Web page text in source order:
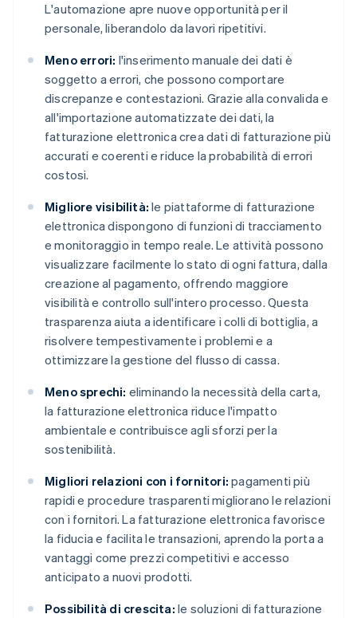
L'automazione apre nuove opportunità per il
personale, liberandolo da lavori ripetitivi.
Meno errori: l'inserimento manuale dei dati è
soggetto a errori, che possono comportare
discrepanze e contestazioni. Grazie alla convalida e
all'importazione automatizzate dei dati, la
fatturazione elettronica crea dati di fatturazione più
accurati e coerenti e riduce la probabilità di errori
costosi.
Migliore visibilità: le piattaforme di fatturazione
elettronica dispongono di funzioni di tracciamento
e monitoraggio in tempo reale. Le attività possono
visualizzare facilmente lo stato di ogni fattura, dalla
creazione al pagamento, offrendo maggiore
visibilità e controllo sull'intero processo. Questa
trasparenza aiuta a identificare i colli di bottiglia, a
risolvere tempestivamente i problemi e a
ottimizzare la gestione del flusso di cassa.
Meno sprechi: eliminando la necessità della carta,
la fatturazione elettronica riduce l'impatto
ambientale e contribuisce agli sforzi per la
sostenibilità.
Migliori relazioni con i fornitori: pagamenti più
rapidi e procedure trasparenti migliorano le relazioni
con i fornitori. La fatturazione elettronica favorisce
la fiducia e facilita le transazioni, aprendo la porta a
vantaggi come prezzi competitivi e accesso
anticipato a nuovi prodotti.
Possibilità di crescita: le soluzioni di fatturazione